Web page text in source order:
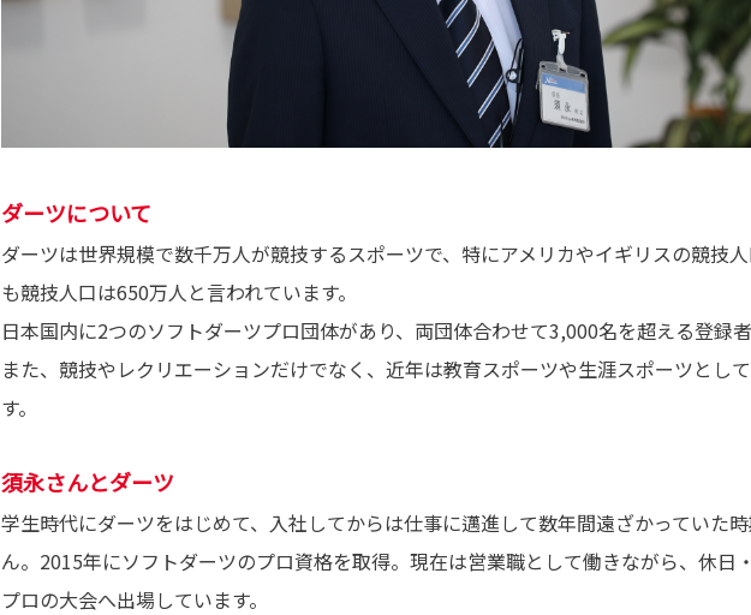
ダーツについて
ダーツは世界規模で数千万人が競技するスポーツで、特にアメリカやイギリスの競技
も競技人口は650万人と言われています。
日本国内に2つのソフトダーツプロ団体があり、両団体合わせて3,000名を超える登録者
また、競技やレクリエーションだけでなく、近年は教育スポーツや生涯スポーツとし
す。
須永さんとダーツ
学生時代にダーツをはじめて、入社してからは仕事に邁進して数年間遠ざかっていた
ん。2015年にソフトダーツのプロ資格を取得。現在は営業職として働きながら、休日
プロの大会へ出場しています。